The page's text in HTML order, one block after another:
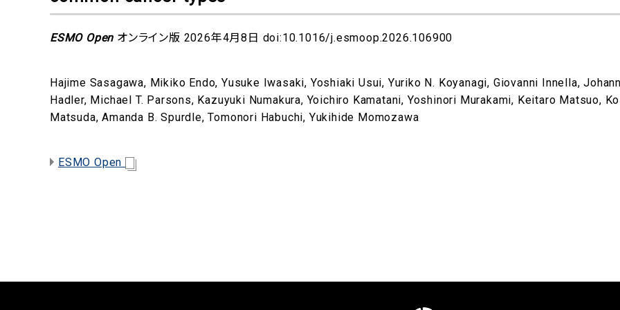
ESMO Open オンライン版 2026年4月8日 doi:10.1016/j.esmoop.2026.106900
Hajime Sasagawa, Mikiko Endo, Yusuke Iwasaki, Yoshiaki Usui, Yuriko N. Koyanagi, Giovanni Innella,
Hadler, Michael T. Parsons, Kazuyuki Numakura, Yoichiro Kamatani, Yoshinori Murakami, Keitaro Matsuo,
Matsuda, Amanda B. Spurdle, Tomonori Habuchi, Yukihide Momozawa
ESMO Open